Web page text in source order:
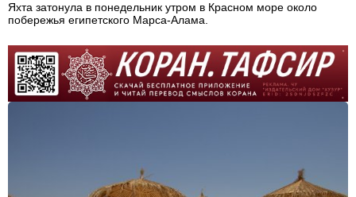
Яхта затонула в понедельник утром в Красном море около
побережья египетского Марса-Алама.